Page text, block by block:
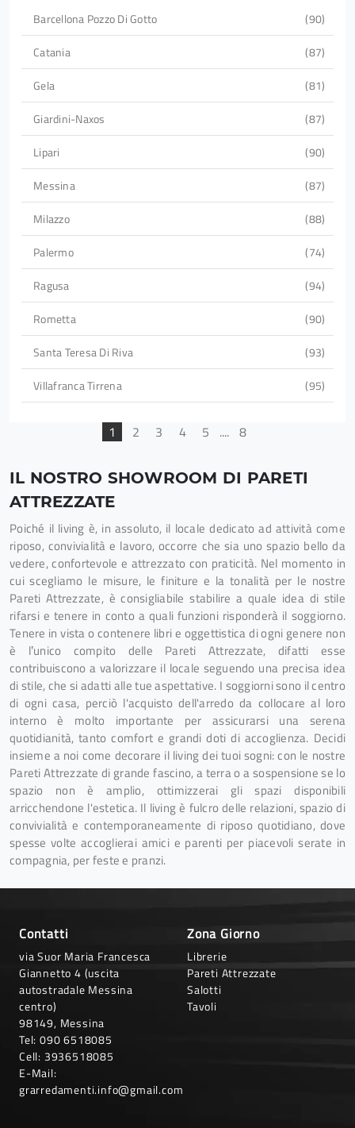
Barcellona Pozzo Di Gotto
90
Catania
87
Gela
81
Giardini-Naxos
87
Lipari
90
Messina
87
Milazzo
88
Palermo
74
Ragusa
94
Rometta
90
Santa Teresa Di Riva
93
Villafranca Tirrena
95
1 2 3 4 5 .... 8
IL NOSTRO SHOWROOM DI PARETI
ATTREZZATE
Poiché il living è, in assoluto, il locale dedicato ad attività come
riposo, convivialità e lavoro, occorre che sia uno spazio bello da
vedere, confortevole e attrezzato con praticità. Nel momento in
cui scegliamo le misure, le finiture e la tonalità per le nostre
Pareti Attrezzate, è consigliabile stabilire a quale idea di stile
rifarsi e tenere in conto a quali funzioni risponderà il soggiorno.
Tenere in vista o contenere libri e oggettistica di ogni genere non
è l’unico compito delle Pareti Attrezzate, difatti esse
contribuiscono a valorizzare il locale seguendo una precisa idea
di stile, che si adatti alle tue aspettative. I soggiorni sono il centro
di ogni casa, perciò l'acquisto dell'arredo da collocare al loro
interno è molto importante per assicurarsi una serena
quotidianità, tanto comfort e grandi doti di accoglienza. Decidi
insieme a noi come decorare il living dei tuoi sogni: con le nostre
Pareti Attrezzate di grande fascino, a terra o a sospensione se lo
spazio non è amplio, ottimizzerai gli spazi disponibili
arricchendone l'estetica. Il living è fulcro delle relazioni, spazio di
convivialità e contemporaneamente di riposo quotidiano, dove
spesse volte accoglierai amici e parenti per piacevoli serate in
compagnia, per feste e pranzi.
Contatti
via Suor Maria Francesca
Giannetto 4 (uscita
autostradale Messina
centro)
98149, Messina
Tel: 090 6518085
Cell: 3936518085
E-Mail:
grarredamenti.info@gmail.com
Zona Giorno
Librerie
Pareti Attrezzate
Salotti
Tavoli